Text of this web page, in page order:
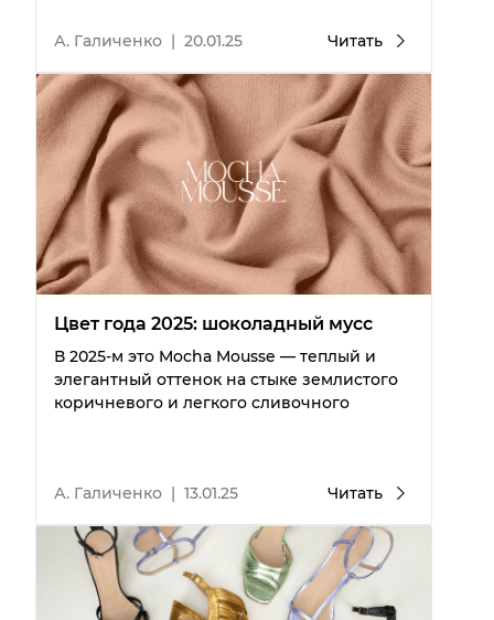
А. Галиченко | 20.01.25 Читать
Цвет года 2025: шоколадный мусс
В 2025-м это Mocha Mousse — теплый и
элегантный оттенок на стыке землистого
коричневого и легкого сливочного
А. Галиченко | 13.01.25 Читать